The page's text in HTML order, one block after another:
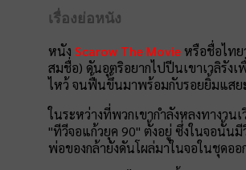
เรื่องย่อหนัง
หนังScarow The Movie หรือชื่อไท
สมชื่อ) ดันอุตริอยากไปปีนเขาเวลิรัง
ไหว้ จนฟื้นขึ้นมาพร้อมกับรอยยิ้มแสย
ในระหว่างที่พวกเขากำลังหลงทางว
"ทีวีจอแก้วยุค 90" ตั้งอยู่ ซึ่งในจอนั้น
พ่อของกล้ายังดันโผล่มาในจอในชุดอ